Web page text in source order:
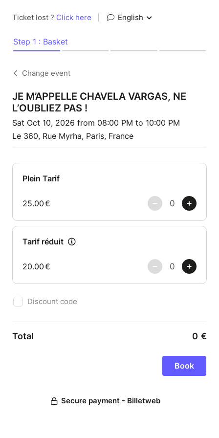
Ticket lost ? Click here English
Step 1 : Basket
Change event
JE M’APPELLE CHAVELA VARGAS, NE
L’OUBLIEZ PAS !
Sat Oct 10, 2026 from 08:00 PM to 10:00 PM
Le 360, Rue Myrha, Paris, France
Plein Tarif
25.00€
Tarif réduit
20.00€
Discount code
Total 0 €
Secure payment - Billetweb